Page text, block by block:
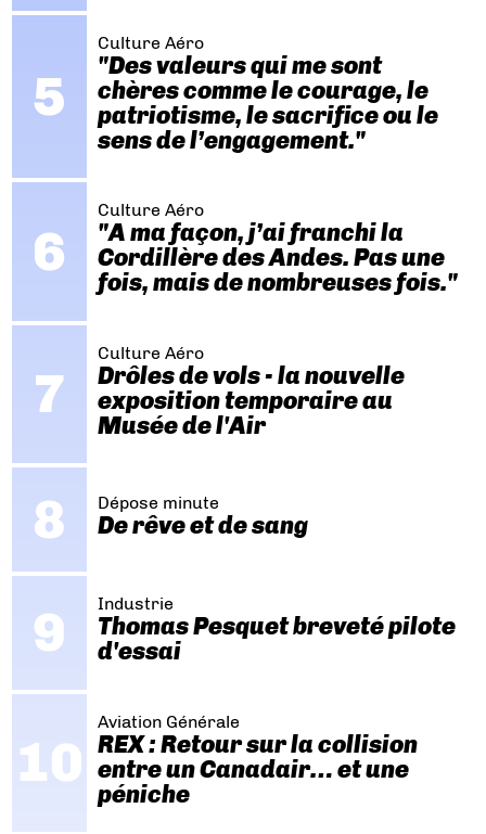
Culture Aéro
"Des valeurs qui me sont
chères comme le courage, le
patriotisme, le sacrifice ou le
sens de l’engagement."
Culture Aéro
"A ma façon, j’ai franchi la
Cordillère des Andes. Pas une
fois, mais de nombreuses fois."
Culture Aéro
Drôles de vols - la nouvelle
exposition temporaire au
Musée de l'Air
Dépose minute
De rêve et de sang
Industrie
Thomas Pesquet breveté pilote
d'essai
Aviation Générale
REX : Retour sur la collision
entre un Canadair… et une
péniche